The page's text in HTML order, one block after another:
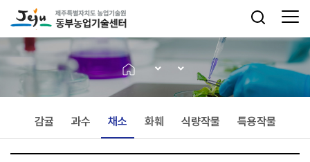
감귤 과수 채소 화훼 식량작물 특용작물